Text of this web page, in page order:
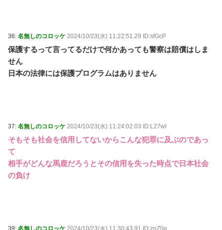
36: 名無しのコロッケ 2024/10/23(水) 11:22:51.29 ID:sfGcP
保護するって言ってるだけで何かあっても警察は賠償はしま
せん
日本の法律には保護プログラムはありません
37: 名無しのコロッケ 2024/10/23(水) 11:24:02.03 ID:L27wI
そもそも社会を信用してないからこんな犯罪に及ぶのであっ
て
相手がどんな馬鹿だろうとその信用を失った時点で日本社会
の負け
39: 名無しのコロッケ 2024/10/23(水) 11:30:43.91 ID:zpZ0g